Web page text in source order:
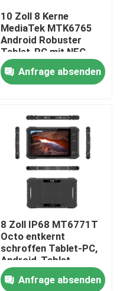
10 Zoll 8 Kerne
MediaTek MTK6765
Android Robuster
Tablet-PC mit NFC
Fingerabdruckscanner
Anfrage absenden
8 Zoll IP68 MT6771T
Octo entkernt
schroffen Tablet-PC,
Android-Tablet-
Barcode-Scanner-
Unterstützung NFC
Anfrage absenden